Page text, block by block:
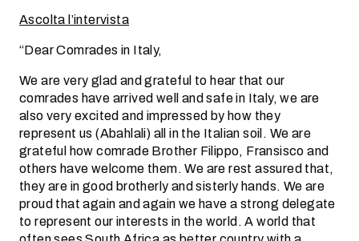
Ascolta l’intervista
“Dear Comrades in Italy,
We are very glad and grateful to hear that our
comrades have arrived well and safe in Italy, we are
also very excited and impressed by how they
represent us (Abahlali) all in the Italian soil. We are
grateful how comrade Brother Filippo, Fransisco and
others have welcome them. We are rest assured that,
they are in good brotherly and sisterly hands. We are
proud that again and again we have a strong delegate
to represent our interests in the world. A world that